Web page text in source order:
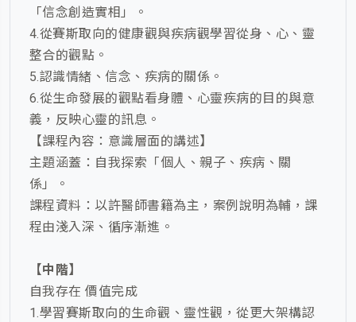
「信念創造實相」。
4.從賽斯取向的健康觀與疾病觀學習從身、心、靈
整合的觀點。
5.認識情緒、信念、疾病的關係。
6.從生命發展的觀點看身體、心靈疾病的目的與意
義，反映心靈的訊息。
【課程內容：意識層面的講述】
主題涵蓋：自我探索「個人、親子、疾病、關
係」。
課程資料：以許醫師書籍為主，案例說明為輔，課
程由淺入深、循序漸進。
【中階】
自我存在 價值完成
1.學習賽斯取向的生命觀、靈性觀，從更大架構認